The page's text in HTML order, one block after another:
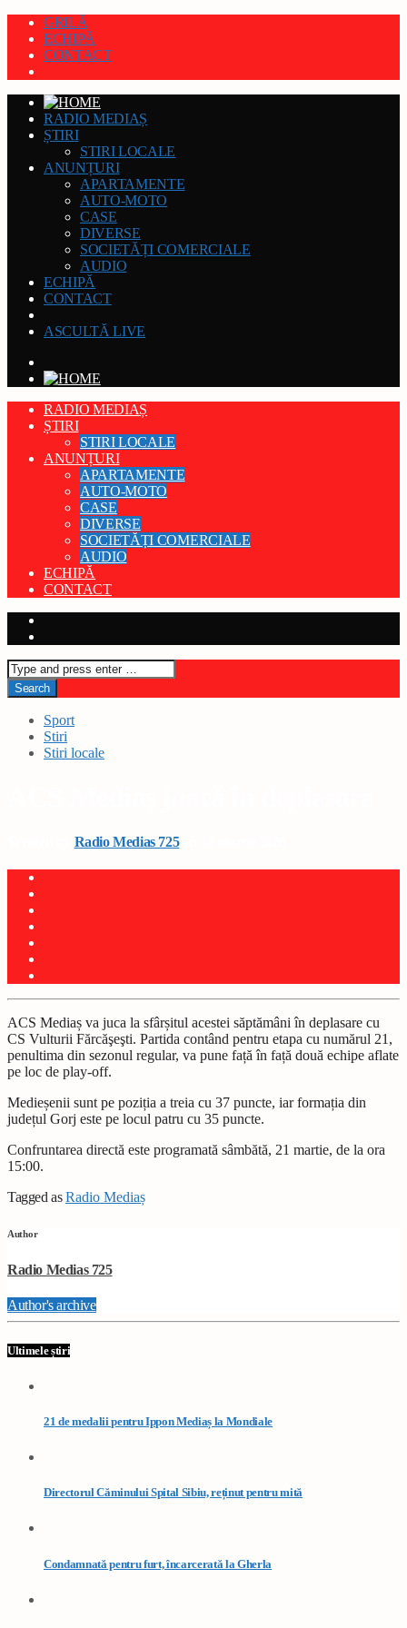
GRILĂ
ECHIPĂ
CONTACT
RADIO MEDIAȘ
ȘTIRI
STIRI LOCALE
ANUNȚURI
APARTAMENTE
AUTO-MOTO
CASE
DIVERSE
SOCIETĂȚI COMERCIALE
AUDIO
ECHIPĂ
CONTACT
ASCULTĂ LIVE
RADIO MEDIAȘ
ȘTIRI
STIRI LOCALE
ANUNȚURI
APARTAMENTE
AUTO-MOTO
CASE
DIVERSE
SOCIETĂȚI COMERCIALE
AUDIO
ECHIPĂ
CONTACT
Sport
Stiri
Stiri locale
Radio Medias 725on 18 martie 2026
ACS Mediaș va juca la sfârșitul acestei săptămâni în deplasare cu
CS Vulturii Fărcăşeşti. Partida contând pentru etapa cu numărul 21,
penultima din sezonul regular, va pune față în față două echipe aflate
pe loc de play-off.
Medieșenii sunt pe poziția a treia cu 37 puncte, iar formația din
județul Gorj este pe locul patru cu 35 puncte.
Confruntarea directă este programată sâmbătă, 21 martie, de la ora
15:00.
Tagged asRadio Mediaș
Author
Radio Medias 725
Author's archive
Ultimele știri
21 de medalii pentru Ippon Mediaș la Mondiale
Directorul Căminului Spital Sibiu, reținut pentru mită
Condamnată pentru furt, încarcerată la Gherla